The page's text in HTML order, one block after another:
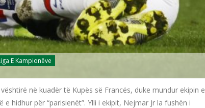
E Kampionëve
në kuadër të Kupës së Francës, duke mundur ekipin e
hidhur për “parisienët”. Ylli i ekipit, Nejmar Jr la fushën i